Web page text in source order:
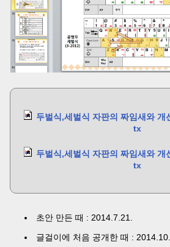
두벌식,세벌식 자판의 짜임새와
tx
두벌식,세벌식 자판의 짜임새와
tx
초안 만든 때 : 2014.7.21.
글걸이에 처음 공개한 때 :